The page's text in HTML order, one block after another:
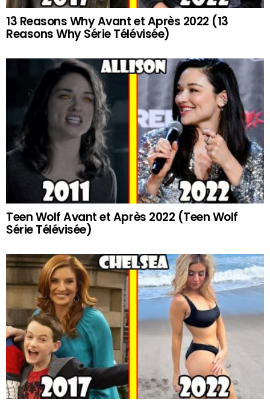
13 Reasons Why Avant et Après 2022 (13
Reasons Why Série Télévisée)
Teen Wolf Avant et Après 2022 (Teen Wolf
Série Télévisée)